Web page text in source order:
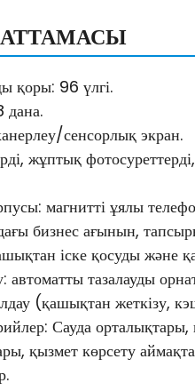
қоры: 96 үлгі.
сенсорлық экран.
жұптық
магнитті ұялы
бизнес ағынын,
іске қосуды және
автоматты тазалауды
(қашықтан жеткізу,
Сауда орталықтары,
қызмет көрсету